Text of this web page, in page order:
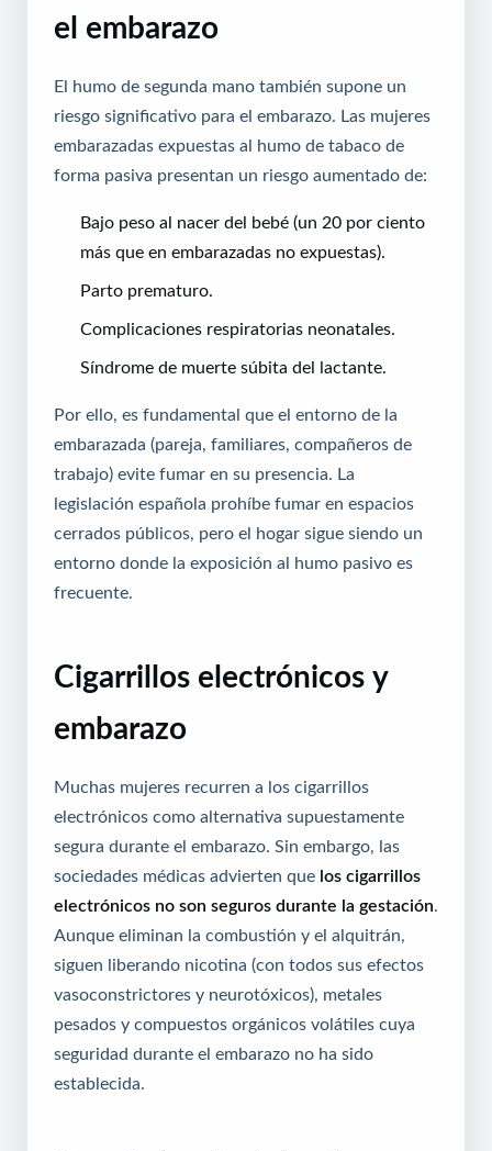
el embarazo
El humo de segunda mano también supone un
riesgo significativo para el embarazo. Las mujeres
embarazadas expuestas al humo de tabaco de
forma pasiva presentan un riesgo aumentado de:
Bajo peso al nacer del bebé (un 20 por ciento
más que en embarazadas no expuestas).
Parto prematuro.
Complicaciones respiratorias neonatales.
Síndrome de muerte súbita del lactante.
Por ello, es fundamental que el entorno de la
embarazada (pareja, familiares, compañeros de
trabajo) evite fumar en su presencia. La
legislación española prohíbe fumar en espacios
cerrados públicos, pero el hogar sigue siendo un
entorno donde la exposición al humo pasivo es
frecuente.
Cigarrillos electrónicos y
embarazo
Muchas mujeres recurren a los cigarrillos
electrónicos como alternativa supuestamente
segura durante el embarazo. Sin embargo, las
sociedades médicas advierten que los cigarrillos
electrónicos no son seguros durante la gestación
Aunque eliminan la combustión y el alquitrán,
siguen liberando nicotina (con todos sus efectos
vasoconstrictores y neurotóxicos), metales
pesados y compuestos orgánicos volátiles cuya
seguridad durante el embarazo no ha sido
establecida.